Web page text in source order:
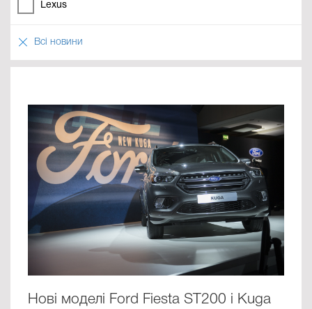
Lexus
Всі новини
Нові моделі Ford Fiesta ST200 і Kuga